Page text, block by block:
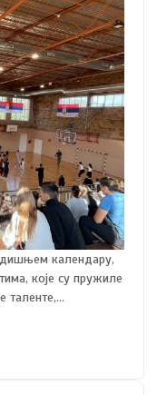
календару,
које су пружиле
таленте,